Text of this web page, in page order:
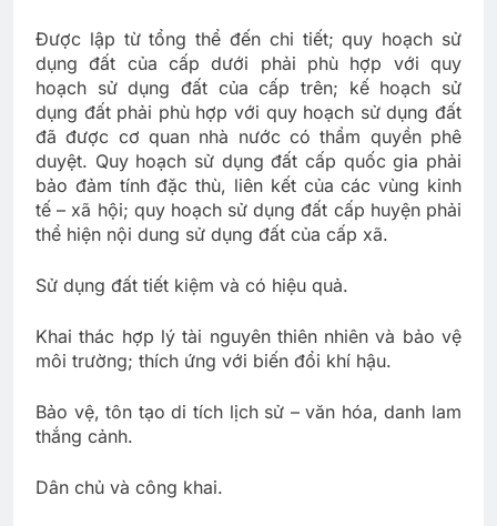
Được lập từ tổng thể đến chi tiết; quy hoạch sử
dụng đất của cấp dưới phải phù hợp với quy
hoạch sử dụng đất của cấp trên; kế hoạch sử
dụng đất phải phù hợp với quy hoạch sử dụng đất
đã được cơ quan nhà nước có thẩm quyền phê
duyệt. Quy hoạch sử dụng đất cấp quốc gia phải
bảo đảm tính đặc thù, liên kết của các vùng kinh
tế – xã hội; quy hoạch sử dụng đất cấp huyện phải
thể hiện nội dung sử dụng đất của cấp xã.
Sử dụng đất tiết kiệm và có hiệu quả.
Khai thác hợp lý tài nguyên thiên nhiên và bảo vệ
môi trường; thích ứng với biến đổi khí hậu.
Bảo vệ, tôn tạo di tích lịch sử – văn hóa, danh lam
thắng cảnh.
Dân chủ và công khai.